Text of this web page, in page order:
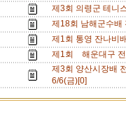
제3회 의령군 테니
제18회 남해군수
제1회 통영 잔나비
제1회 해운대구
제3회 양산시장배
6/6(금)[0]